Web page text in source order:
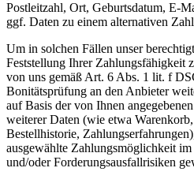
Postleitzahl, Ort, Geburtsdatum, E-
ggf. Daten zu einem alternativen
Um in solchen Fällen unser
Feststellung Ihrer Zahlungsfähigkeit
von uns gemäß Art. 6 Abs. 1 lit. f
Bonitätsprüfung an den Anbieter
auf Basis der von Ihnen
weiterer Daten (wie etwa
Bestellhistorie,
ausgewählte Zahlungsmöglichkeit
und/oder Forderungsausfallrisiken